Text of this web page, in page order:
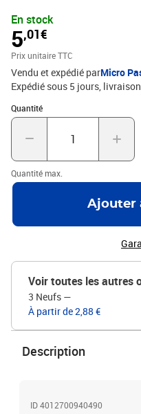
En stock
5,01€
Prix unitaire TTC
Vendu et expédié parMicro
Expédié sous 5 jours
Quantité
Quantité : 1
Quantité max.
Ajouter
Voir toutes les autres
3 Neufs —
À partir de 2,88 €
Description
ID 4012700940490